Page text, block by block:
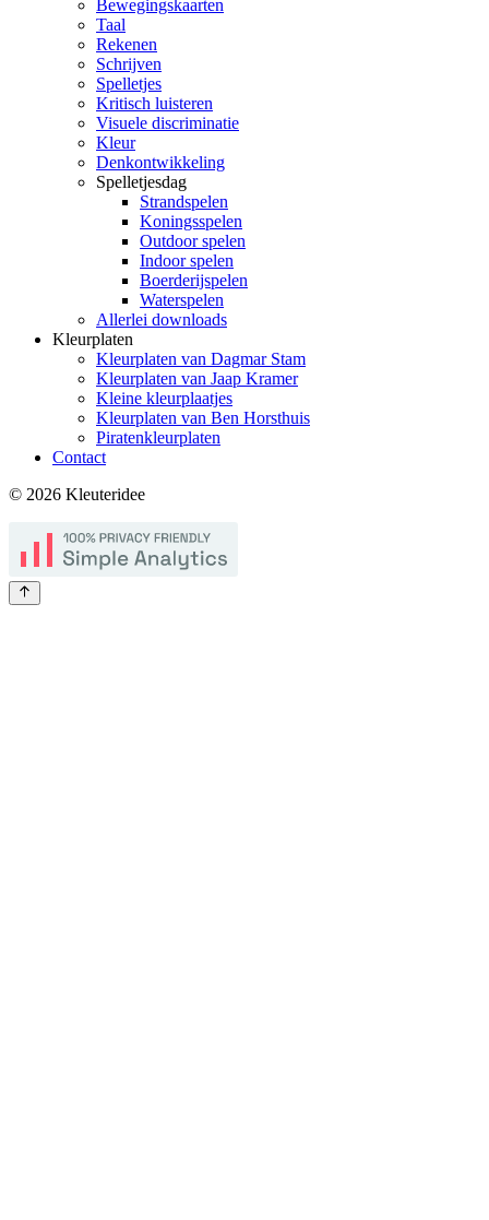
Bewegingskaarten
Taal
Rekenen
Schrijven
Spelletjes
Kritisch luisteren
Visuele discriminatie
Kleur
Denkontwikkeling
Spelletjesdag
Strandspelen
Koningsspelen
Outdoor spelen
Indoor spelen
Boerderijspelen
Waterspelen
Allerlei downloads
Kleurplaten
Kleurplaten van Dagmar Stam
Kleurplaten van Jaap Kramer
Kleine kleurplaatjes
Kleurplaten van Ben Horsthuis
Piratenkleurplaten
Contact
© 2026 Kleuteridee